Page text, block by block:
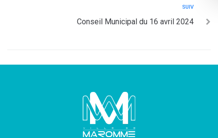
SUIV
Conseil Municipal du 16 avril 2024